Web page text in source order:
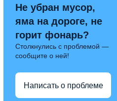
Не убран мусор,
яма на дороге, не
горит фонарь?
Столкнулись с проблемой —
сообщите о ней!
Написать о проблеме